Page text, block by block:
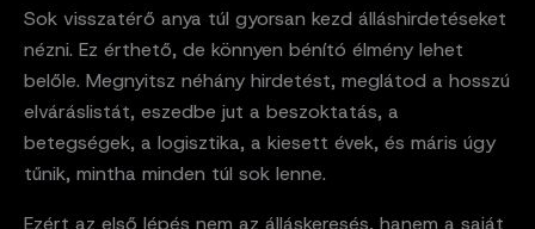
Sok visszatérő anya túl gyorsan kezd álláshirdetéseket
nézni. Ez érthető, de könnyen bénító élmény lehet
belőle. Megnyitsz néhány hirdetést, meglátod a hosszú
elváráslistát, eszedbe jut a beszoktatás, a
betegségek, a logisztika, a kiesett évek, és máris úgy
tűnik, mintha minden túl sok lenne.
Ezért az első lépés nem az álláskeresés, hanem a saját